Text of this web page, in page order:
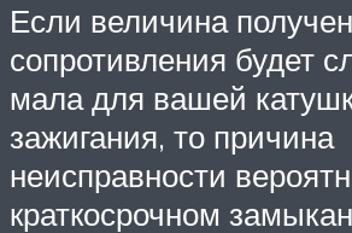
Если величина
сопротивления будет
мала для вашей
зажигания, то причина
неисправности
краткосрочном